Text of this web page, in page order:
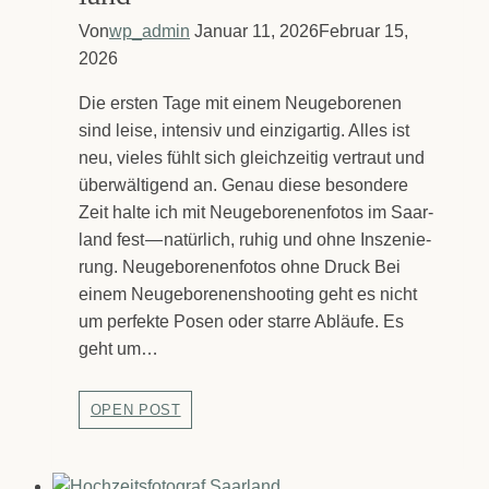
skas­
Vonwp_admin Januar 11, 2026Februar 15,
2026
Die ers­ten Tage mit einem Neu­ge­bo­re­nen
sind lei­se, inten­siv und ein­zig­ar­tig. Alles ist
neu, vie­les fühlt sich gleich­zei­tig ver­traut und
über­wäl­ti­gend an. Genau die­se beson­de­re
Zeit hal­te ich mit Neu­ge­bo­re­nen­fo­tos im Saar­
land fest — natür­lich, ruhig und ohne Insze­nie­
rung. Neu­ge­bo­re­nen­fo­tos ohne Druck Bei
einem Neu­ge­bo­re­nen­shoo­ting geht es nicht
um per­fek­te Posen oder star­re Abläu­fe. Es
geht um…
OPEN POSTDer
Zau­